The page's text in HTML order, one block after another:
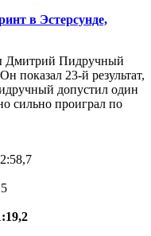
в Эстерсунде,
Дмитрий Пидручный
показал 23-й результат,
допустил один
сильно проиграл по